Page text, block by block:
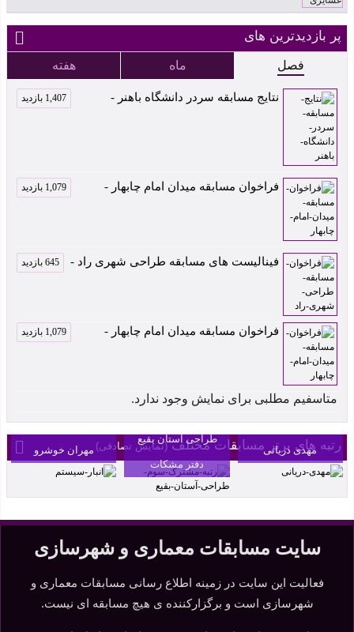
پر بازدیدترین های
فصل ماه هفته
نتایج مسابقه سردر دانشگاه باهنر - 1,407 بازدید
فراخوان مسابقه میدان امام چابهار - 1,079 بازدید
فینالیست های مسابقه طراحی شهری راد - 645 بازدید
فراخوان مسابقه میدان امام چابهار - 1,079 بازدید
متاسفیم مطلبی برای نمایش وجود ندارد.
رتبه های برتر مسابقات مختلف(نمایش تصادفی)
سردر مجموعه
بنکداران آمل اثر
مهدی دریانی
طراحی آستان بقیع
دفتر مشکات
انبار سیستم اثر
مهران خوشرو
سایت مسابقات معماری و شهرسازی
فعالیت این سایت در زمینه اطلاع رسانی مسابقات معماری و
شهرسازی است و برگزارکننده ی هیچ مسابقه ای نیست.